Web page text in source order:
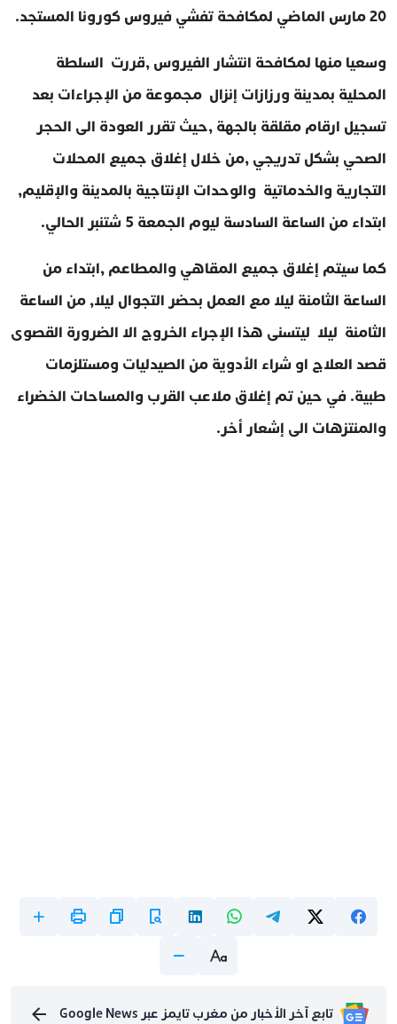
20 مارس الماضي لمكافحة تفشي فيروس كورونا المستجد.
وسعيا منها لمكافحة انتشار الفيروس ,قررت السلطة
المحلية بمدينة ورزازات إنزال مجموعة من الإجراءات بعد
تسجيل ارقام مقلقة بالجهة ,حيث تقرر العودة الى الحجر
الصحي بشكل تدريجي ,من خلال إغلاق جميع المحلات
التجارية والخدماتية والوحدات الإنتاجية بالمدينة والإقليم,
ابتداء من الساعة السادسة ليوم الجمعة 5 شتنبر الحالي.
كما سيتم إغلاق جميع المقاهي والمطاعم ,ابتداء من
الساعة الثامنة ليلا مع العمل بحضر التجوال ليلا, من الساعة
الثامنة ليلا ليتسنى هذا الإجراء الخروج الا الضرورة القصوى
قصد العلاج او شراء الأدوية من الصيدليات ومستلزمات
طبية. في حين تم إغلاق ملاعب القرب والمساحات الخضراء
والمنتزهات الى إشعار أخر.
تابع آخر الأخبار من مغرب تايمز عبر Google News